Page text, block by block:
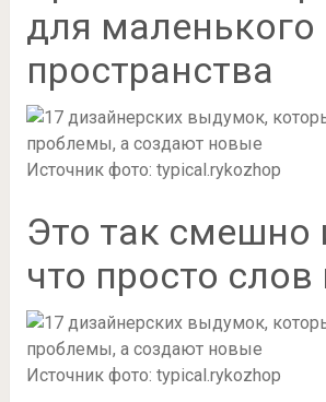
для маленького
пространства
Источник фото: typical.rykozhop
Это так смешно
что просто слов
Источник фото: typical.rykozhop